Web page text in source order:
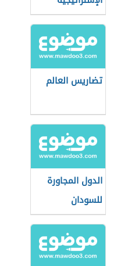
للوطن العربي
تضاريس العالم
الدول المجاورة
للسودان